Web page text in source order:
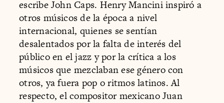
escribe John Caps. Henry Mancini inspiró a
otros músicos de la época a nivel
internacional, quienes se sentían
desalentados por la falta de interés del
público en el jazz y por la crítica a los
músicos que mezclaban ese género con
otros, ya fuera pop o ritmos latinos. Al
respecto, el compositor mexicano Juan